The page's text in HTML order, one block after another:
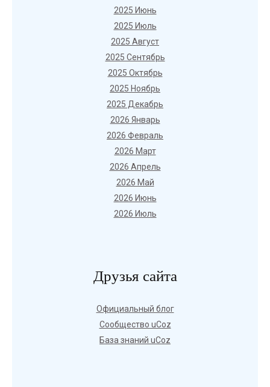
2025 Июнь
2025 Июль
2025 Август
2025 Сентябрь
2025 Октябрь
2025 Ноябрь
2025 Декабрь
2026 Январь
2026 Февраль
2026 Март
2026 Апрель
2026 Май
2026 Июнь
2026 Июль
Друзья сайта
Официальный блог
Сообщество uCoz
База знаний uCoz